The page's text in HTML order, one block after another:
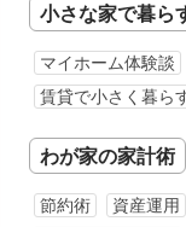
小さな家で暮ら
マイホーム体験談
賃貸で小さく暮ら
わが家の家計術
節約術 資産運用